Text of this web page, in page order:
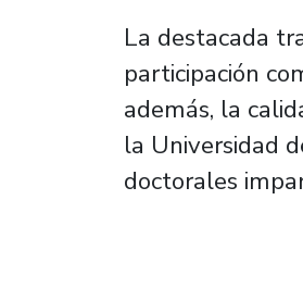
La destacada
participación
además, la
la Universidad
doctorales